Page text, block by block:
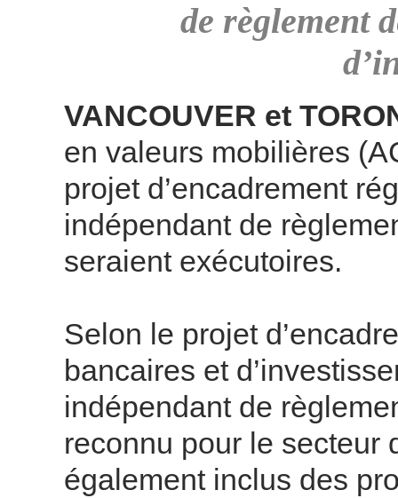
de règlement
VANCOUVER et
en valeurs mobilières
projet d’encadrement
indépendant de
seraient exécutoires.
Selon le projet
bancaires et
indépendant de
reconnu pour le secteur
également inclus des